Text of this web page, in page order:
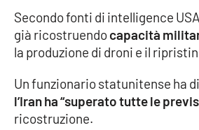
Secondo fonti di intelligence
già ricostruendocapacità
la produzione di droni e il
Un funzionario statunitense ha
l’Iran ha “superato tutte le
ricostruzione.